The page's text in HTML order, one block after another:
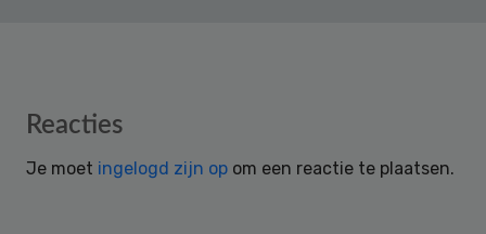
Reader
Reacties
Je moet ingelogd zijn op om een reactie te plaatsen.